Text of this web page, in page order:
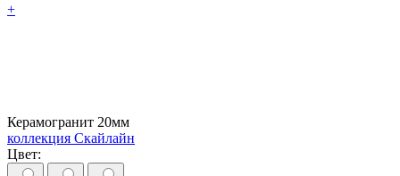
+
Керамогранит 20мм
коллекция Скайлайн
Цвет: